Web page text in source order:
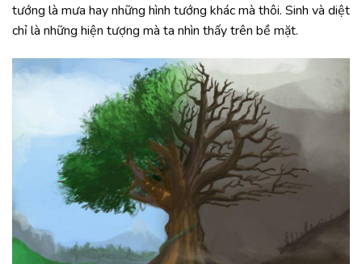
tướng là mưa hay những hình tướng khác mà thôi. Sinh và diệt
chỉ là những hiện tượng mà ta nhìn thấy trên bề mặt.